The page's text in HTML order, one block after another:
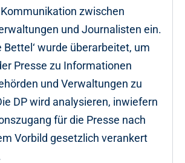
zwischen
und Journalisten ein.
Bettel‘ wurde überarbeitet, um
Presse zu Informationen
und Verwaltungen zu
DP wird analysieren, inwiefern
für die Presse nach
Vorbild gesetzlich verankert